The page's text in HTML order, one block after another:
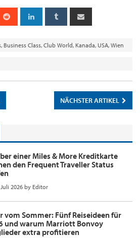
, Business Class, Club World, Kanada, USA, Wien
NÄCHSTER ARTIKEL
einer Miles & More Kreditkarte
den Frequent Traveller Status
2026 by Editor
vom Sommer: Fünf Reiseideen für
und warum Marriott Bonvoy
extra profitieren